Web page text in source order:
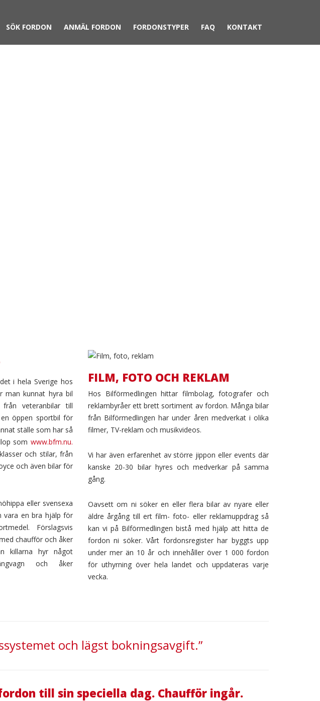
SÖK FORDON ANMÄL FORDON FORDONSTYPER FAQ KONTAKT
i hela Sverige hos
man kunnat hyra bil
veteranbilar till
öppen sportbil för
ställe som har så
som www.bfm.nu.
och stilar, från
och även bilar för
eller svensexa
vara en bra hjälp för
Förslagsvis
chaufför och åker
killarna hyr något
och åker
FILM,
FOTO
OCH
REKLAM
FILM, FOTO OCH REKLAM
Hos Bilförmedlingen hittar filmbolag, fotografer och
reklambyråer ett brett sortiment av fordon. Många bilar
från Bilförmedlingen har under åren medverkat i olika
filmer, TV-reklam och musikvideos.
Vi har även erfarenhet av större jippon eller events där
kanske 20-30 bilar hyres och medverkar på samma
gång.
Oavsett om ni söker en eller flera bilar av nyare eller
äldre årgång till ert film- foto- eller reklamuppdrag så
kan vi på Bilförmedlingen bistå med hjälp att hitta de
fordon ni söker. Vårt fordonsregister har byggts upp
under mer än 10 år och innehåller över 1 000 fordon
för uthyrning över hela landet och uppdateras varje
vecka.
och lägst bokningsavgift.”
till sin speciella dag. Chaufför ingår.